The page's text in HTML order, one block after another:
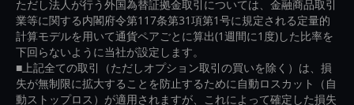
ただし法人が行う外国為替証拠金取引については、金融商品取引
業等に関する内閣府令第117条第31項第1号に規定される定量的
計算モデルを用いて通貨ペアごとに算出(1週間に1度)した比率を
下回らないように当社が設定します。
■上記全ての取引（ただしオプション取引の買いを除く）は、損
失が無制限に拡大することを防止するために自動ロスカット（自
動ストップロス）が適用されますが、これによって確定した損失